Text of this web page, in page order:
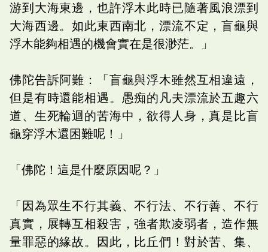
游到大海東邊，也許浮木此時已隨著風浪漂到
大海西邊。如此東西南北，漂流不定，盲龜與
浮木能夠相遇的機會實在是很渺茫。」
佛陀告訴阿難：「盲龜與浮木雖然互相違遠，
但是有時還能相遇。愚痴的凡夫漂流於五趣六
道、生死輪迴的苦海中，欲得人身，真是比盲
龜穿浮木還困難呢！」
「佛陀！這是什麼原因呢？」
「因為眾生不行其義、不行法、不行善、不行
真實，展轉互相殺害，強者欺凌弱者，造作無
量罪惡的緣故。因此，比丘們！對於苦、集、